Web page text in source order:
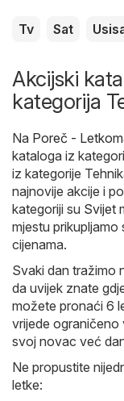
Tv Sat
Akcijski
kategorija
Na Poreč -
kataloga iz
iz kategorije
najnovije akcije i
kategoriji su Svijet
mjestu
cijenama.
Svaki dan tražimo
da uvijek znate
možete pronaći 6
vrijede ograničeno
svoj novac već
Ne propustite
letke: